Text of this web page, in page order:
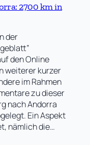
2700 km in
der
den Online
weiterer kurzer
im Rahmen
zu dieser
nach Andorra
Ein Aspekt
nämlich die…